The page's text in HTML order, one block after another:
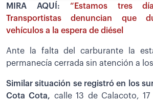
MIRA AQUÍ: “Estamos tres
Transportistas denuncian que
vehículos a la espera de diésel
Ante la falta del carburante la
permanecía cerrada sin atención a
Similar situación se registró en los
Cota Cota, calle 13 de Calacoto,